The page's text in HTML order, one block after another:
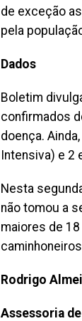
de exceção
pela
Dados
Boletim
confirmados
doença.
Intensiva) e 2
Nesta
não tomou a
maiores de
Rodrigo
Assessoria